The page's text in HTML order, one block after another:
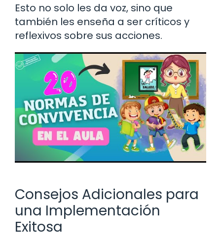
Esto no solo les da voz, sino que
también les enseña a ser críticos y
reflexivos sobre sus acciones.
Consejos Adicionales para
una Implementación
Exitosa